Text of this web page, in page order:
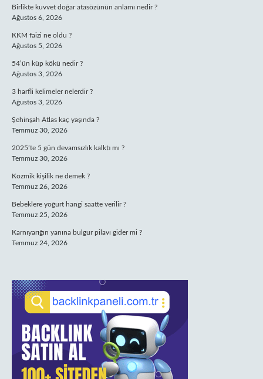
Birlikte kuvvet doğar atasözünün anlamı nedir ?
Ağustos 6, 2026
KKM faizi ne oldu ?
Ağustos 5, 2026
54’ün küp kökü nedir ?
Ağustos 3, 2026
3 harfli kelimeler nelerdir ?
Ağustos 3, 2026
Şehinşah Atlas kaç yaşında ?
Temmuz 30, 2026
2025’te 5 gün devamsızlık kalktı mı ?
Temmuz 30, 2026
Kozmik kişilik ne demek ?
Temmuz 26, 2026
Bebeklere yoğurt hangi saatte verilir ?
Temmuz 25, 2026
Karnıyarığın yanına bulgur pilavı gider mi ?
Temmuz 24, 2026